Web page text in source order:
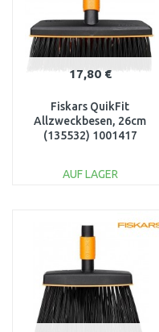
17,80 €
Fiskars QuikFit
Allzweckbesen, 26cm
(135532) 1001417
AUF LAGER
Vergleichen